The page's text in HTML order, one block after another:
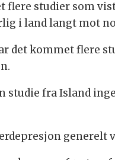
flere studier som
i land langt mot
det kommet flere
studie fra Island
generelt